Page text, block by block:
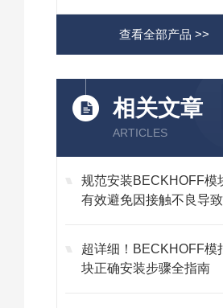
查看全部产品 >>
相关文章
ARTICLES
规范安装BECKHOFF模
有效避免因接触不良导
超详细！BECKHOFF模
块正确安装步骤全指南